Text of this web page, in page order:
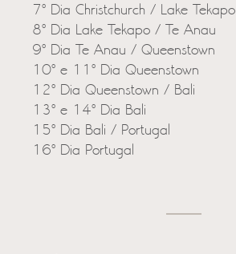
7º Dia Christchurch / Lake Tekapo
8º Dia Lake Tekapo / Te Anau
9º Dia Te Anau / Queenstown
10º e 11º Dia Queenstown
12º Dia Queenstown / Bali
13º e 14º Dia Bali
15º Dia Bali / Portugal
16º Dia Portugal